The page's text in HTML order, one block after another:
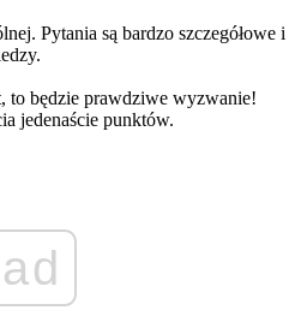
Pytania są bardzo szczegółowe i
to będzie prawdziwe wyzwanie!
jedenaście punktów.
ad